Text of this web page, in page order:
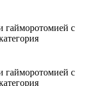
гайморотомией с
гайморотомией с